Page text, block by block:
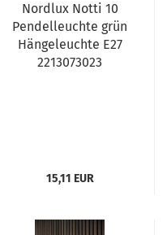
Nordlux Notti 10
Pendelleuchte grün
Hängeleuchte E27
2213073023
15,11 EUR